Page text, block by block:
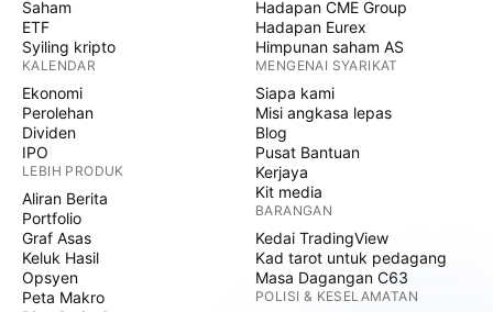
Saham
ETF
Syiling kripto
KALENDAR
Ekonomi
Perolehan
Dividen
IPO
LEBIH PRODUK
Aliran Berita
Portfolio
Graf Asas
Keluk Hasil
Opsyen
Peta Makro
Hadapan CME Group
Hadapan Eurex
Himpunan saham AS
MENGENAI SYARIKAT
Siapa kami
Misi angkasa lepas
Blog
Pusat Bantuan
Kerjaya
Kit media
BARANGAN
Kedai TradingView
Kad tarot untuk pedagang
Masa Dagangan C63
POLISI & KESELAMATAN